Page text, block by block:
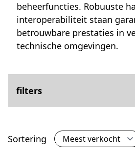
beheerfuncties. Robuuste
interoperabiliteit staan
betrouwbare prestaties in
technische omgevingen.
filters
Sortering